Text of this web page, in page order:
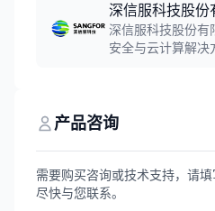
软件等领域，为全
业客户提供关键任
深信服科技股份
深信服科技股份有
安全与云计算解决
防火墙、超融合架
安全上市公司之一
产品咨询
需要购买咨询或技术支持，请
尽快与您联系。